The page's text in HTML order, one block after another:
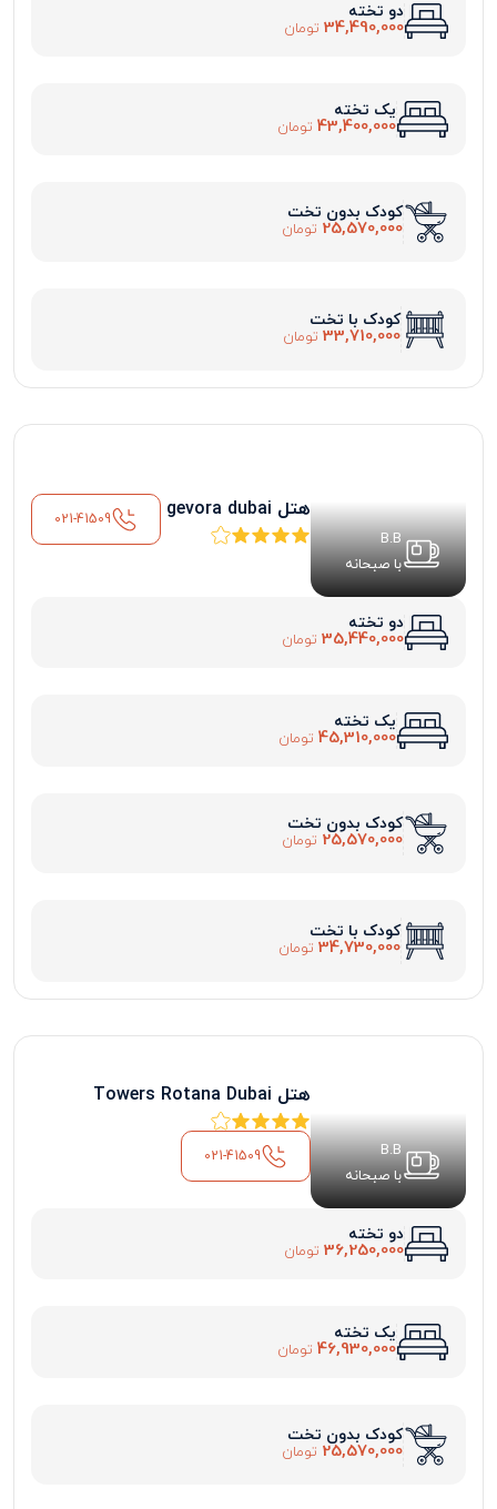
دو تخته
34,490,000 تومان
یک تخته
43,400,000 تومان
کودک بدون تخت
25,570,000 تومان
کودک با تخت
33,710,000 تومان
B.B
با صبحانه
هتل gevora dubai 021-41509
دو تخته
35,440,000 تومان
یک تخته
45,310,000 تومان
کودک بدون تخت
25,570,000 تومان
کودک با تخت
34,730,000 تومان
B.B
با صبحانه
هتل Towers Rotana Dubai
021-41509
دو تخته
36,250,000 تومان
یک تخته
46,930,000 تومان
کودک بدون تخت
25,570,000 تومان